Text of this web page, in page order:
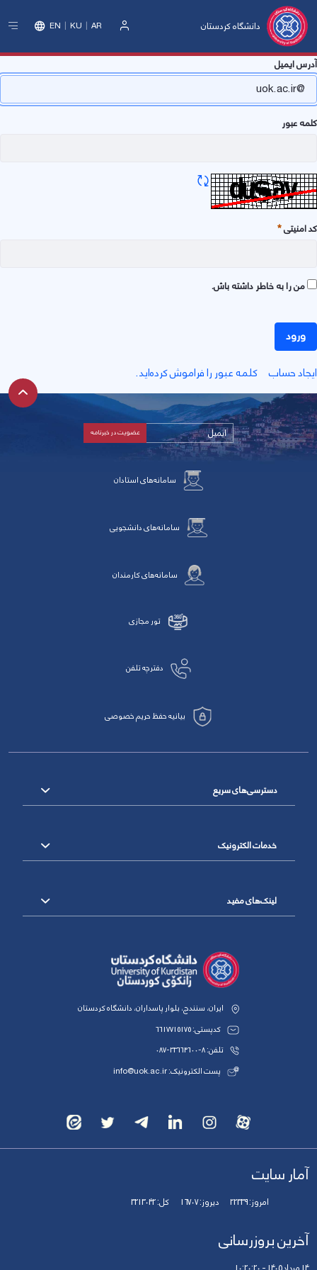
دانشگاه کردستان EN KU AR
ایمیل
عبور
تازه سازی CAPTCHA
من را به خاطر داشته باش.
ورود
حساب
کلمه عبور را فراموش کرده‌اید.
سامانه‌های استادان
سامانه‌های دانشجویی
سامانه‌های کارمندان
تور مجازی
دفترچه تلفن
بیانیه حفظ حریم خصوصی
دسترسی‌های سریع
خدمات الکترونیک
لینک‌های مفید
ایران، سنندج، بلوار پاسداران، دانشگاه کردستان
کدپستی: 6617715175
تلفن: 8-33664600-087
پست الکترونیک: info@uok.ac.ir
آمار سایت
امروز:22339 دیروز:16707 کل:3213042
آخرین بروزرسانی